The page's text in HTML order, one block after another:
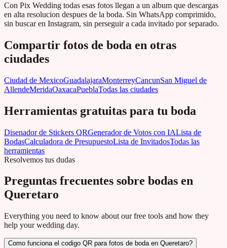
Con Pix Wedding todas esas fotos llegan a un album que descargas
en alta resolucion despues de la boda. Sin WhatsApp comprimido,
sin buscar en Instagram, sin perseguir a cada invitado por separado.
Compartir fotos de boda en otras
ciudades
Ciudad de MexicoGuadalajaraMonterreyCancunSan Miguel de
AllendeMeridaOaxacaPueblaTodas las ciudades
Herramientas gratuitas para tu boda
Disenador de Stickers QRGenerador de Votos con IALista de
BodasCalculadora de PresupuestoLista de InvitadosTodas las
herramientas
Resolvemos tus dudas
Preguntas frecuentes sobre bodas en
Queretaro
Everything you need to know about our free tools and how they
help your wedding day.
Como funciona el codigo QR para fotos de boda en Queretaro?